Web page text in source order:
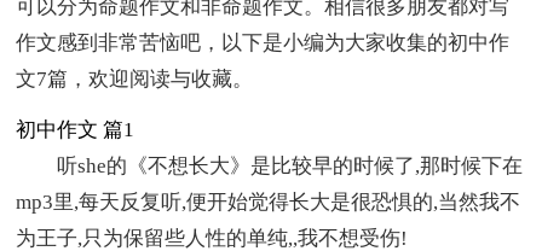
可以分为命题作文和非命题作文。相信很多朋友都对写
作文感到非常苦恼吧，以下是小编为大家收集的初中作
文7篇，欢迎阅读与收藏。
初中作文 篇1
听she的《不想长大》是比较早的时候了,那时候下在
mp3里,每天反复听,便开始觉得长大是很恐惧的,当然我不
为王子,只为保留些人性的单纯,,我不想受伤!